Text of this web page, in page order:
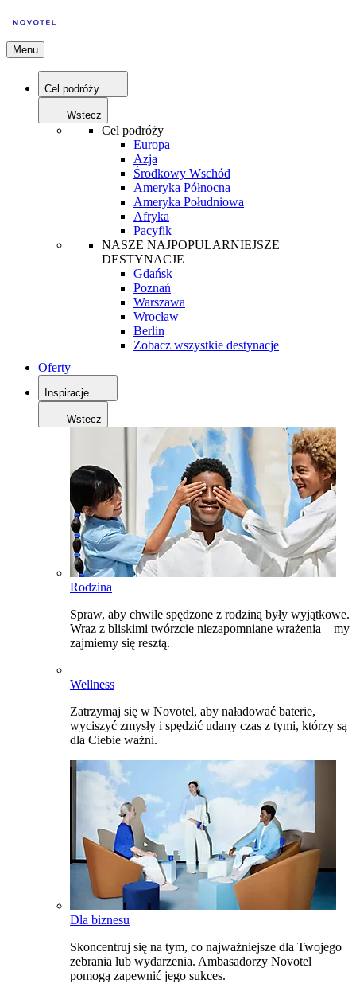
Menu
Cel podróży
Wstecz
Cel podróży
Europa
Azja
Środkowy Wschód
Ameryka Północna
Ameryka Południowa
Afryka
Pacyfik
NASZE NAJPOPULARNIEJSZE
DESTYNACJE
Gdańsk
Poznań
Warszawa
Wrocław
Berlin
Zobacz wszystkie destynacje
Oferty
Inspiracje
Wstecz
Rodzina
Spraw, aby chwile spędzone z rodziną były wyjątkowe.
Wraz z bliskimi twórzcie niezapomniane wrażenia – my
zajmiemy się resztą.
Wellness
Zatrzymaj się w Novotel, aby naładować baterie,
wyciszyć zmysły i spędzić udany czas z tymi, którzy są
dla Ciebie ważni.
Dla biznesu
Skoncentruj się na tym, co najważniejsze dla Twojego
zebrania lub wydarzenia. Ambasadorzy Novotel
pomogą zapewnić jego sukces.